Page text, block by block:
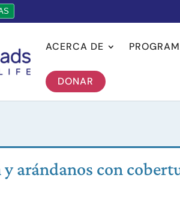
ACERCA DE
DONAR
arándanos con